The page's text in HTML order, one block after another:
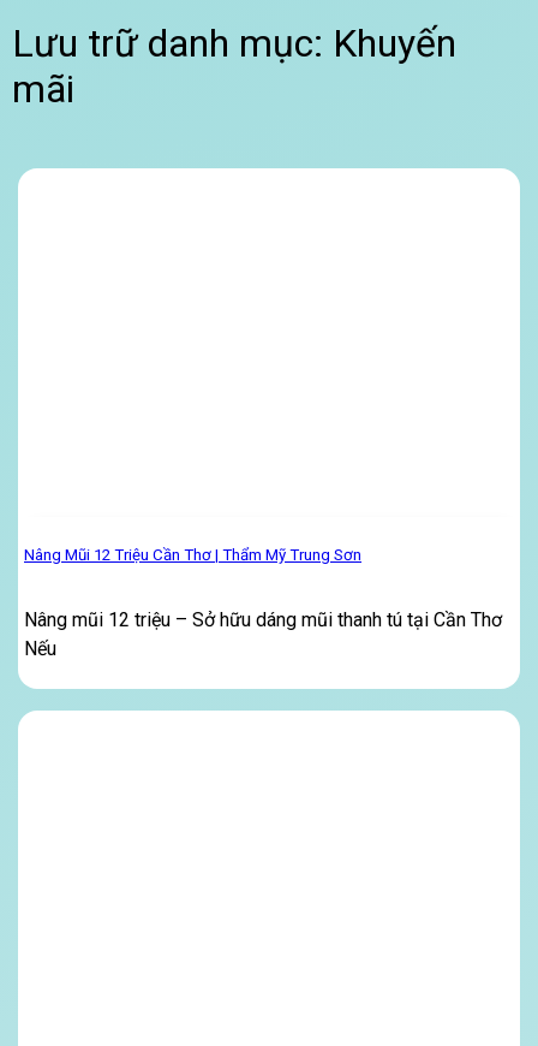
Lưu trữ danh mục: Khuyến
mãi
Nâng Mũi 12 Triệu Cần Thơ | Thẩm Mỹ Trung Sơn
Nâng mũi 12 triệu – Sở hữu dáng mũi thanh tú tại Cần Thơ
Nếu